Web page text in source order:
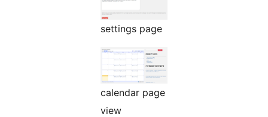
settings page
calendar page
view